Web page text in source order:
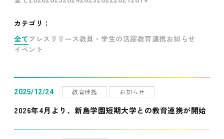
カテゴリ：
全て プレスリリース教員・学生の活躍教育連携お知らせ
イベント
2025/12/24 教育連携 お知らせ
2026年4月より、新島学園短期大学との教育連携が開始